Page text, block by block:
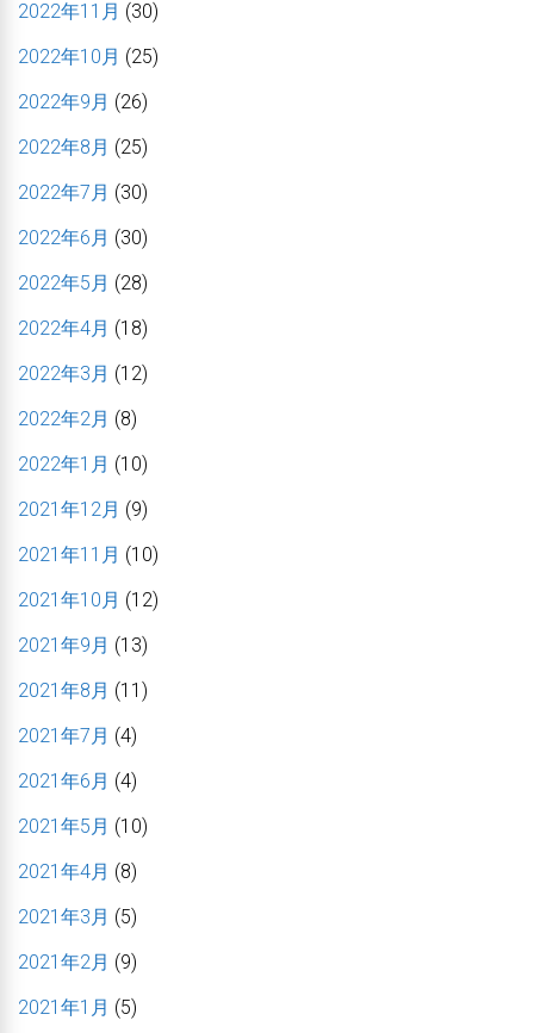
2022年11月 (30)
2022年10月 (25)
2022年9月 (26)
2022年8月 (25)
2022年7月 (30)
2022年6月 (30)
2022年5月 (28)
2022年4月 (18)
2022年3月 (12)
2022年2月 (8)
2022年1月 (10)
2021年12月 (9)
2021年11月 (10)
2021年10月 (12)
2021年9月 (13)
2021年8月 (11)
2021年7月 (4)
2021年6月 (4)
2021年5月 (10)
2021年4月 (8)
2021年3月 (5)
2021年2月 (9)
2021年1月 (5)